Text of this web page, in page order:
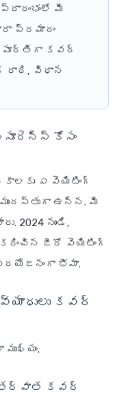
మీ
ప్రమాదం
పూర్తిగా కవర్
రాఠి, విధాన
కోసం
ఏ వెయిటింగ్
ఉన్న. మీ
2024 నుండి,
జీరో వెయిటింగ్
భీమా.
కవర్
తర్వాత కవర్